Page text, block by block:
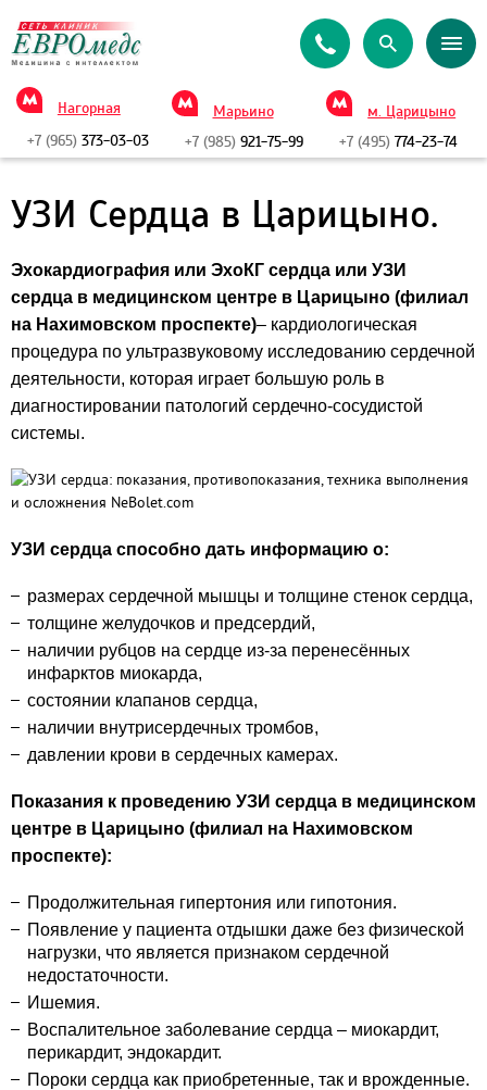
Нагорная
+7 (965) 373-03-03
Марьино
+7 (985)921-75-99
м. Царицыно
+7 (495) 774-23-74
УЗИ Сердца в Царицыно.
Эхокардиография или ЭхоКГ сердца или УЗИ
сердца в медицинском центре в Царицыно (филиал
на Нахимовском проспекте)– кардиологическая
процедура по ультразвуковому исследованию сердечной
деятельности, которая играет большую роль в
диагностировании патологий сердечно-сосудистой
системы.
УЗИ сердца способно дать информацию о:
размерах сердечной мышцы и толщине стенок сердца,
толщине желудочков и предсердий,
наличии рубцов на сердце из-за перенесённых
инфарктов миокарда,
состоянии клапанов сердца,
наличии внутрисердечных тромбов,
давлении крови в сердечных камерах.
Показания к проведению УЗИ сердца в медицинском
центре в Царицыно (филиал на Нахимовском
проспекте):
Продолжительная гипертония или гипотония.
Появление у пациента отдышки даже без физической
нагрузки, что является признаком сердечной
недостаточности.
Ишемия.
Воспалительное заболевание сердца – миокардит,
перикардит, эндокардит.
Пороки сердца как приобретенные, так и врожденные.